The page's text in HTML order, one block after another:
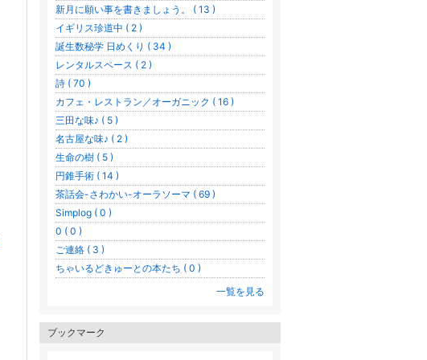
新月に願い事を書きましょう。 ( 13 )
イギリス珍道中 ( 2 )
誕生数秘学 日めくり ( 34 )
レンタルスペース ( 2 )
詩 ( 70 )
カフェ・レストラン／オーガニック ( 16 )
三田な味♪ ( 5 )
名古屋な味♪ ( 2 )
生命の樹 ( 5 )
円錐手術 ( 14 )
茶話会-さわかい-オーラソーマ ( 69 )
Simplog ( 0 )
0 ( 0 )
ご連絡 ( 3 )
ちゃいるどきゅーとの本たち ( 0 )
一覧を見る
ブックマーク